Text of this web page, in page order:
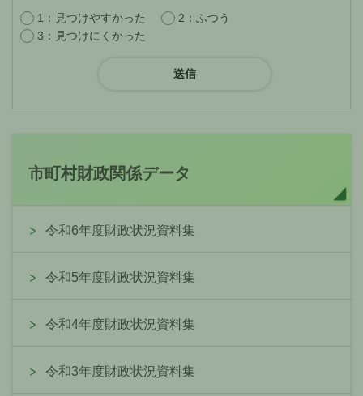
1：見つけやすかった
2：ふつう
3：見つけにくかった
市町村財政関係データ
令和6年度財政状況資料集
令和5年度財政状況資料集
令和4年度財政状況資料集
令和3年度財政状況資料集